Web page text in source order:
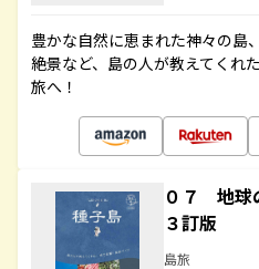
豊かな自然に恵まれた神々の島
絶景など、島の人が教えてくれ
旅へ！
０７ 地
３訂版
島旅